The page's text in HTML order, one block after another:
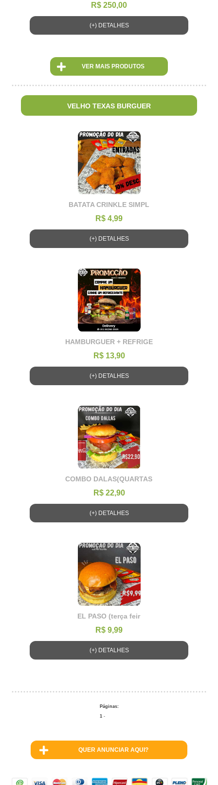
R$ 250,00
(+) DETALHES
VER MAIS PRODUTOS
VELHO TEXAS BURGUER
BATATA CRINKLE SIMPL
R$ 4,99
(+) DETALHES
HAMBURGUER + REFRIGE
R$ 13,90
(+) DETALHES
COMBO DALAS(QUARTAS
R$ 22,90
(+) DETALHES
EL PASO (terça feir
R$ 9,99
(+) DETALHES
Páginas:
1-
QUER ANUNCIAR AQUI?